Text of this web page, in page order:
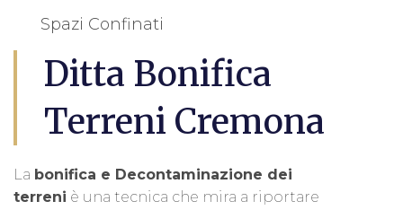
Spazi Confinati
Ditta Bonifica
Terreni Cremona
La bonifica e Decontaminazione dei
terreni è una tecnica che mira a riportare